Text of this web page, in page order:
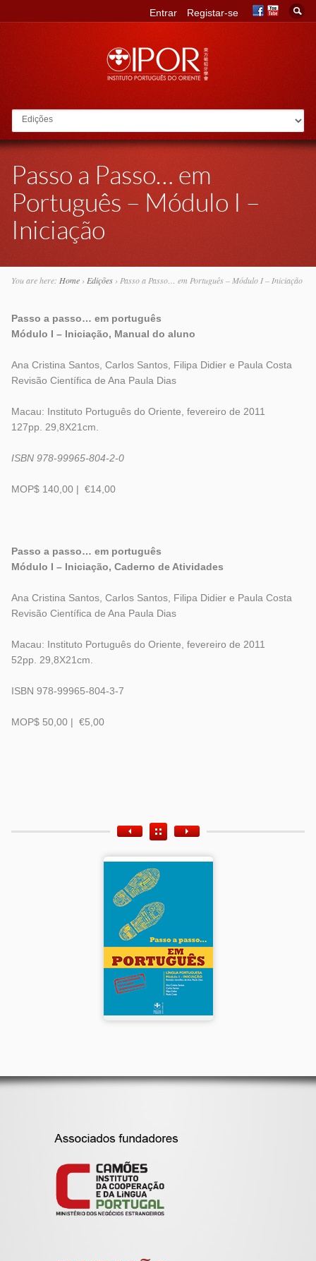
Go to:
Entrar Registar-se
Passo a Passo… em
Português – Módulo I –
Iniciação
You are here: Home› Edições› Passo a Passo… em Português – Módulo I – Iniciação
Passo a passo… em português
Módulo I – Iniciação, Manual do aluno
Ana Cristina Santos, Carlos Santos, Filipa Didier e Paula Costa
Revisão Científica de Ana Paula Dias
Macau: Instituto Português do Oriente, fevereiro de 2011
127pp. 29,8X21cm.
ISBN 978-99965-804-2-0
MOP$ 140,00 | €14,00
Passo a passo… em português
Módulo I – Iniciação, Caderno de Atividades
Ana Cristina Santos, Carlos Santos, Filipa Didier e Paula Costa
Revisão Científica de Ana Paula Dias
Macau: Instituto Português do Oriente, fevereiro de 2011
52pp. 29,8X21cm.
ISBN 978-99965-804-3-7
MOP$ 50,00 | €5,00